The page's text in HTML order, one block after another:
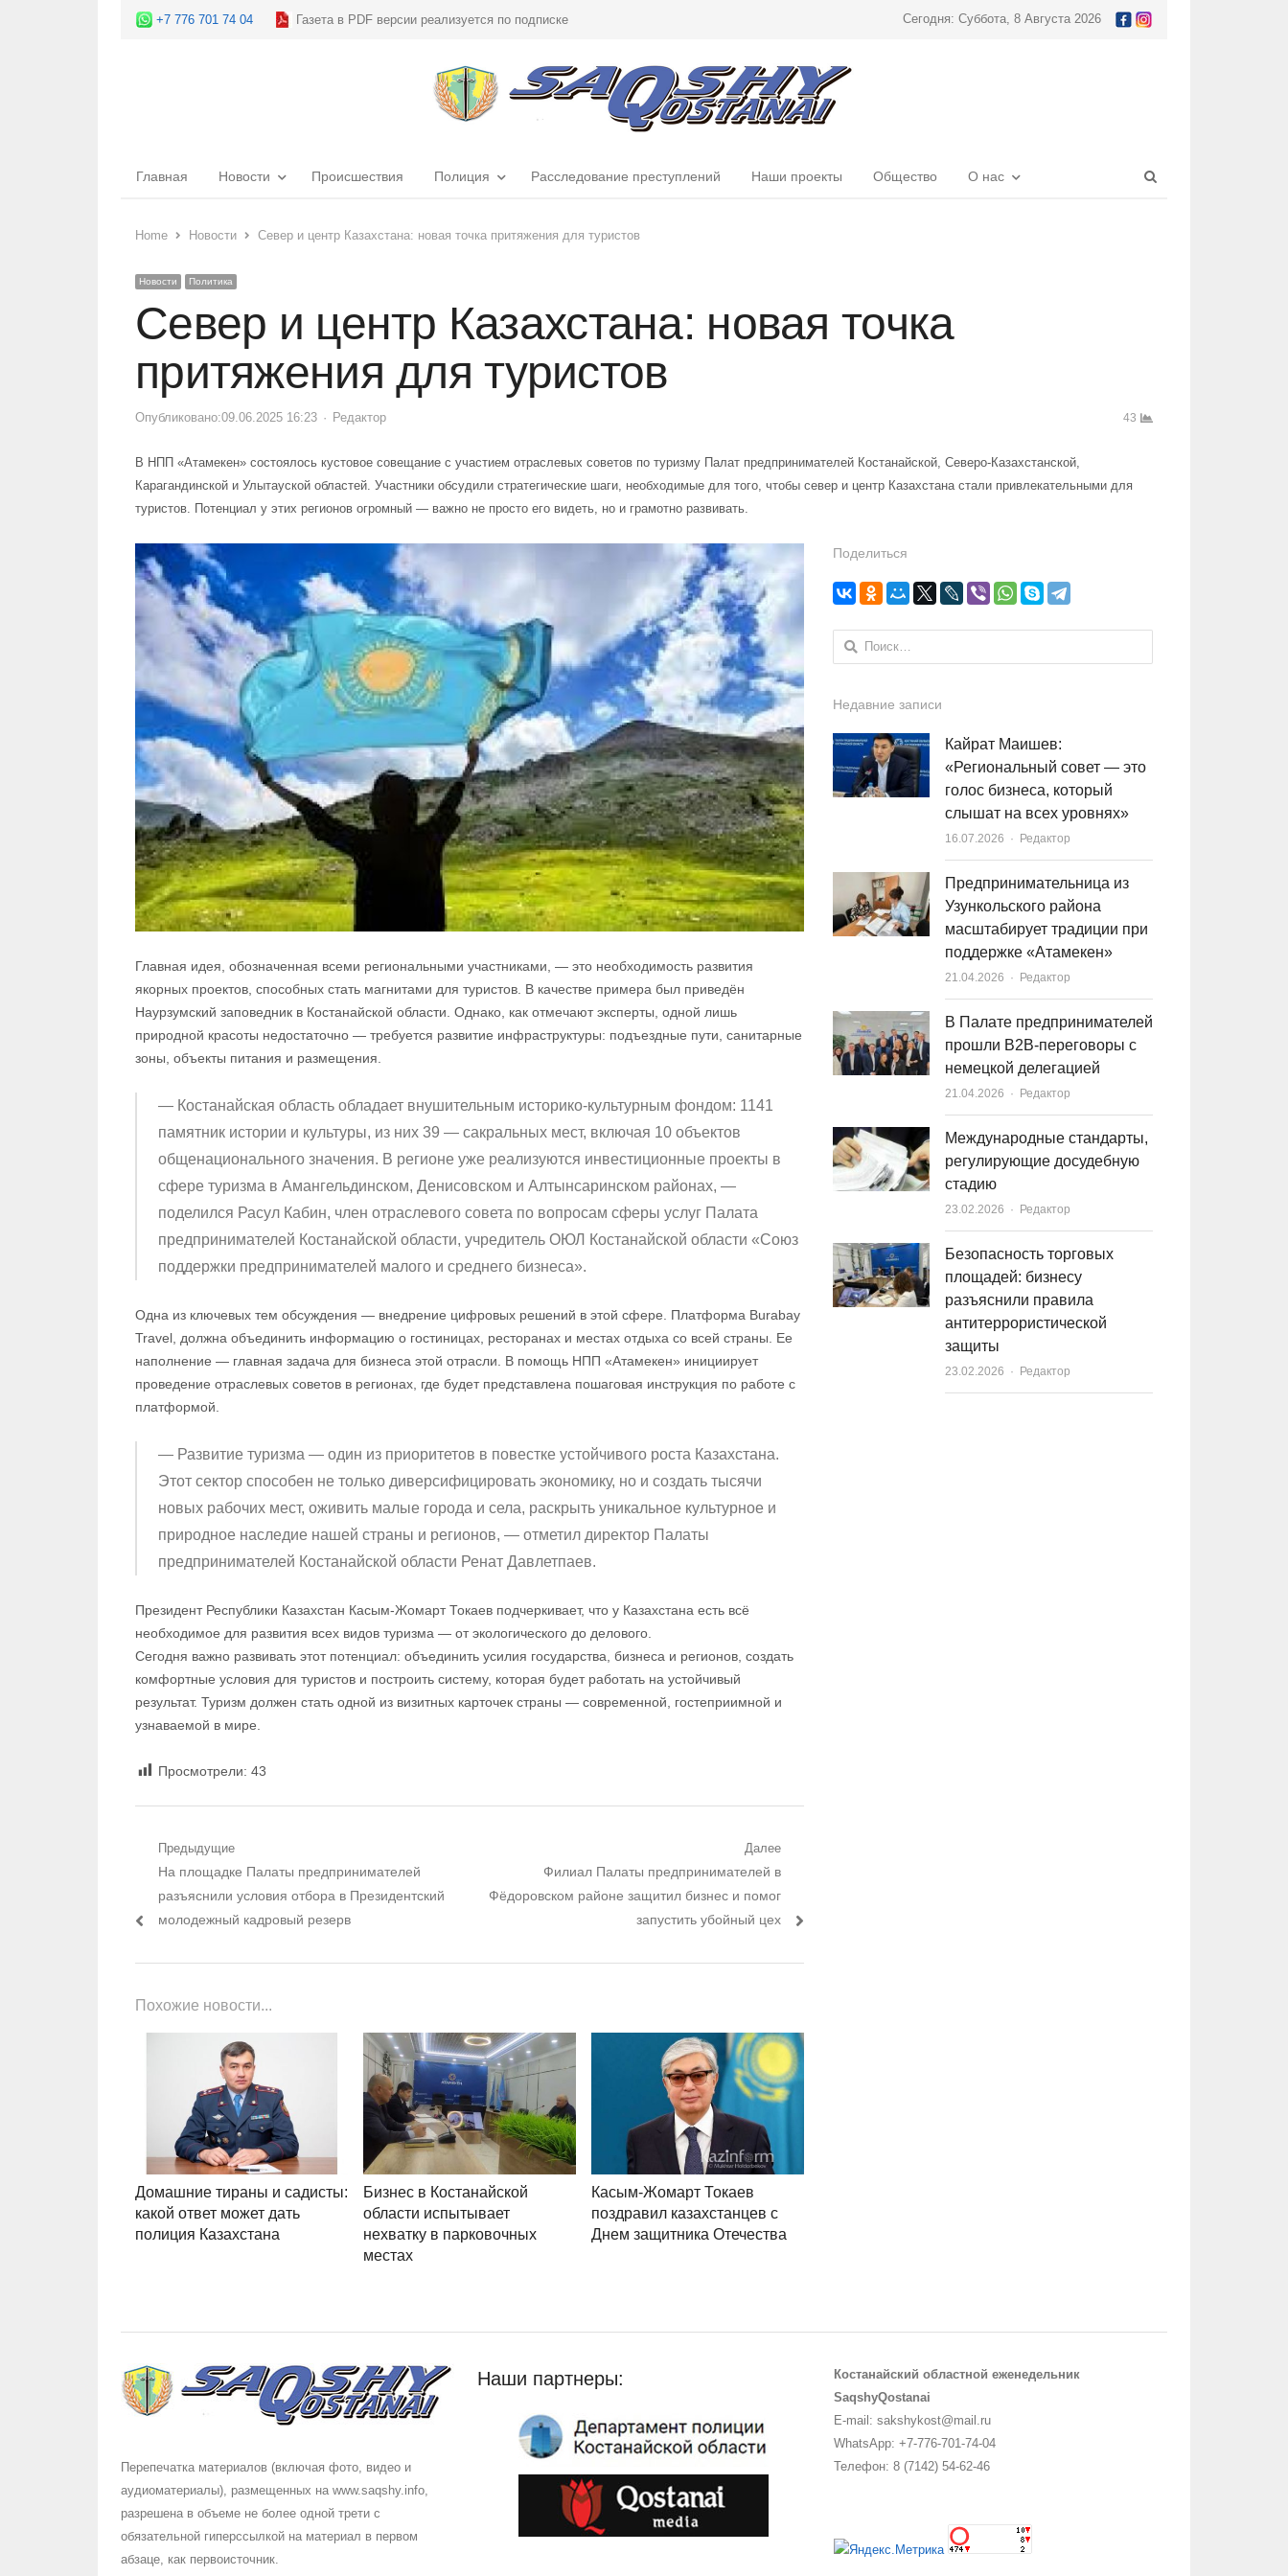
+7 776 701 74 04 Газета в PDF версии реализуется по подписке Сегодня: Суббота, 8 Августа 2026
Главная Новости Происшествия Полиция Расследование преступлений Наши проекты Общество О нас
Home
Новости Север и центр Казахстана: новая точка притяжения для туристов
Новости Политика
Север и центр Казахстана: новая точка
притяжения для туристов
Опубликовано:09.06.2025 16:23 Author
Редактор 43
В НПП «Атамекен» состоялось кустовое совещание с участием отраслевых советов по туризму Палат предпринимателей Костанайской, Северо-Казахстанской,
Карагандинской и Улытауской областей. Участники обсудили стратегические шаги, необходимые для того, чтобы север и центр Казахстана стали привлекательными для
туристов. Потенциал у этих регионов огромный — важно не просто его видеть, но и грамотно развивать.
Главная идея, обозначенная всеми региональными участниками, — это необходимость развития
якорных проектов, способных стать магнитами для туристов. В качестве примера был приведён
Наурзумский заповедник в Костанайской области. Однако, как отмечают эксперты, одной лишь
природной красоты недостаточно — требуется развитие инфраструктуры: подъездные пути, санитарные
зоны, объекты питания и размещения.
— Костанайская область обладает внушительным историко-культурным фондом: 1141
памятник истории и культуры, из них 39 — сакральных мест, включая 10 объектов
общенационального значения. В регионе уже реализуются инвестиционные проекты в
сфере туризма в Амангельдинском, Денисовском и Алтынсаринском районах, —
поделился Расул Кабин, член отраслевого совета по вопросам сферы услуг Палата
предпринимателей Костанайской области, учредитель ОЮЛ Костанайской области «Союз
поддержки предпринимателей малого и среднего бизнеса».
Одна из ключевых тем обсуждения — внедрение цифровых решений в этой сфере. Платформа Burabay
Travel, должна объединить информацию о гостиницах, ресторанах и местах отдыха со всей страны. Ее
наполнение — главная задача для бизнеса этой отрасли. В помощь НПП «Атамекен» инициирует
проведение отраслевых советов в регионах, где будет представлена пошаговая инструкция по работе с
платформой.
— Развитие туризма — один из приоритетов в повестке устойчивого роста Казахстана.
Этот сектор способен не только диверсифицировать экономику, но и создать тысячи
новых рабочих мест, оживить малые города и села, раскрыть уникальное культурное и
природное наследие нашей страны и регионов, — отметил директор Палаты
предпринимателей Костанайской области Ренат Давлетпаев.
Президент Республики Казахстан Касым-Жомарт Токаев подчеркивает, что у Казахстана есть всё
необходимое для развития всех видов туризма — от экологического до делового.
Сегодня важно развивать этот потенциал: объединить усилия государства, бизнеса и регионов, создать
комфортные условия для туристов и построить систему, которая будет работать на устойчивый
результат. Туризм должен стать одной из визитных карточек страны — современной, гостеприимной и
узнаваемой в мире.
Просмотрели: 43
Навигация по записям
Предыдущие
Предыдущий пост:
На площадке Палаты предпринимателей
разъяснили условия отбора в Президентский
молодежный кадровый резерв
Далее
Следующий пост:
Филиал Палаты предпринимателей в
Фёдоровском районе защитил бизнес и помог
запустить убойный цех
Похожие новости...
Домашние тираны и садисты:
какой ответ может дать
полиция Казахстана
Бизнес в Костанайской
области испытывает
нехватку в парковочных
местах
Касым-Жомарт Токаев
поздравил казахстанцев с
Днем защитника Отечества
Поделиться
Найти:
Недавние записи
Кайрат Маишев:
«Региональный совет — это
голос бизнеса, который
слышат на всех уровнях»
16.07.2026 Author
Редактор
Предпринимательница из
Узункольского района
масштабирует традиции при
поддержке «Атамекен»
21.04.2026 Author
Редактор
В Палате предпринимателей
прошли B2B-переговоры с
немецкой делегацией
21.04.2026 Author
Редактор
Международные стандарты,
регулирующие досудебную
стадию
23.02.2026 Author
Редактор
Безопасность торговых
площадей: бизнесу
разъяснили правила
антитеррористической
защиты
23.02.2026 Author
Редактор
Перепечатка материалов (включая фото, видео и
аудиоматериалы), размещенных на www.saqshy.info,
разрешена в объеме не более одной трети с
обязательной гиперссылкой на материал в первом
абзаце, как первоисточник.
Наши партнеры:
Костанайский областной еженедельник
SaqshyQostanai
E-mail: sakshykost@mail.ru
WhatsApp: +7-776-701-74-04
Телефон: 8 (7142) 54-62-46